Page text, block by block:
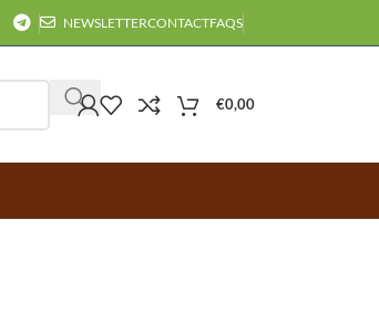
NEWSLETTERCONTACTFAQS
€0,00